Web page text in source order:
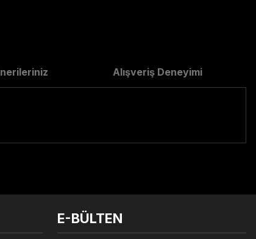
Alışveriş Deneyimi
E-BÜLTEN